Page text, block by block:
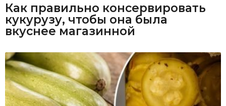
Как правильно консервировать
кукурузу, чтобы она была
вкуснее магазинной